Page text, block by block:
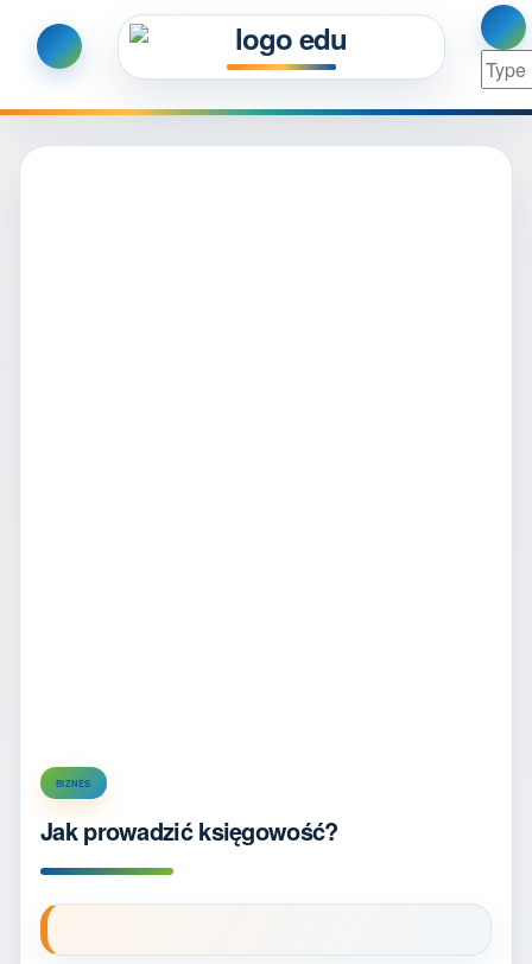
BIZNES
Jak prowadzić księgowość?